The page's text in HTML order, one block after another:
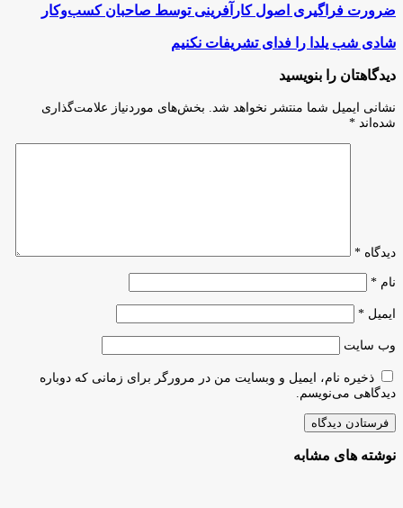
ضرورت
فراگیری
اصول
کارآفرینی
توسط
صاحبان
کسب‌وکار
ضرورت فراگیری اصول کارآفرینی توسط صاحبان کسب‌وکار
شادی
یلدا
فدای
تشریفات
شادی شب یلدا را فدای تشریفات نکنیم
دیدگاهتان را بنویسید
نشانی ایمیل شما منتشر نخواهد شد.
بخش‌های موردنیاز علامت‌گذاری
شده‌اند *
دیدگاه *
نام *
ایمیل *
وب‌ سایت
ذخیره نام، ایمیل و وبسایت من در مرورگر برای زمانی که دوباره
دیدگاهی می‌نویسم.
نوشته های مشابه